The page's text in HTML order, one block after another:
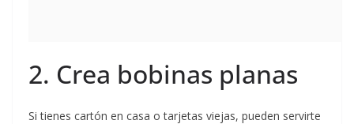
2. Crea bobinas planas
Si tienes cartón en casa o tarjetas viejas, pueden servirte